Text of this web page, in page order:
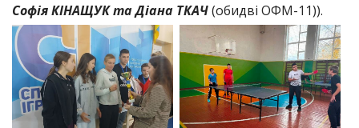
Софія КІНАЩУК та Діана ТКАЧ(обидві ОФМ-11)).